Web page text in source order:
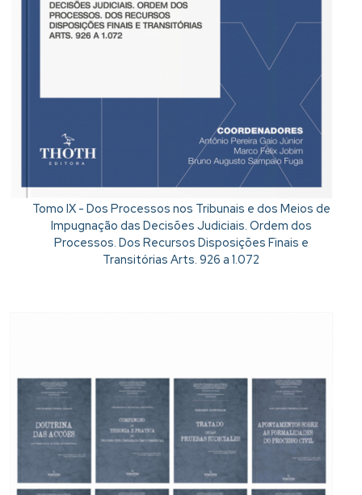
Tomo IX - Dos Processos nos Tribunais e dos Meios de
Impugnação das Decisões Judiciais. Ordem dos
Processos. Dos Recursos Disposições Finais e
Transitórias Arts. 926 a 1.072